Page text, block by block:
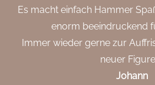
Es macht einfach Hammer
enorm beeindruckend
Immer wieder gerne zur
neuer
Johann